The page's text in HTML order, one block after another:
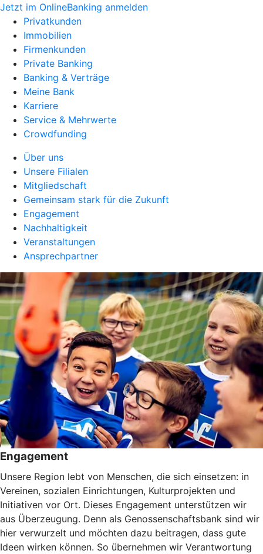
Jetzt im OnlineBanking anmelden
Privatkunden
Immobilien
Firmenkunden
Private Banking
Banking & Verträge
Meine Bank
Karriere
Service & Mehrwerte
Crowdfunding
Über uns
Unsere Filialen
Mitgliedschaft
Gemeinsam stark für die Zukunft
Engagement
Nachhaltigkeit
Veranstaltungen
Ansprechpartner
Engagement
Unsere Region lebt von Menschen, die sich einsetzen: in
Vereinen, sozialen Einrichtungen, Kulturprojekten und
Initiativen vor Ort. Dieses Engagement unterstützen wir
aus Überzeugung. Denn als Genossenschaftsbank sind wir
hier verwurzelt und möchten dazu beitragen, dass gute
Ideen wirken können. So übernehmen wir Verantwortung